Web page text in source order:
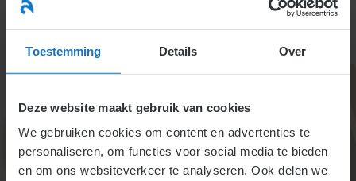
Toestemming Details Over
Deze website maakt gebruik van cookies
We gebruiken cookies om content en advertenties te
personaliseren, om functies voor social media te bieden
en om ons websiteverkeer te analyseren. Ook delen we
naar
inhoud